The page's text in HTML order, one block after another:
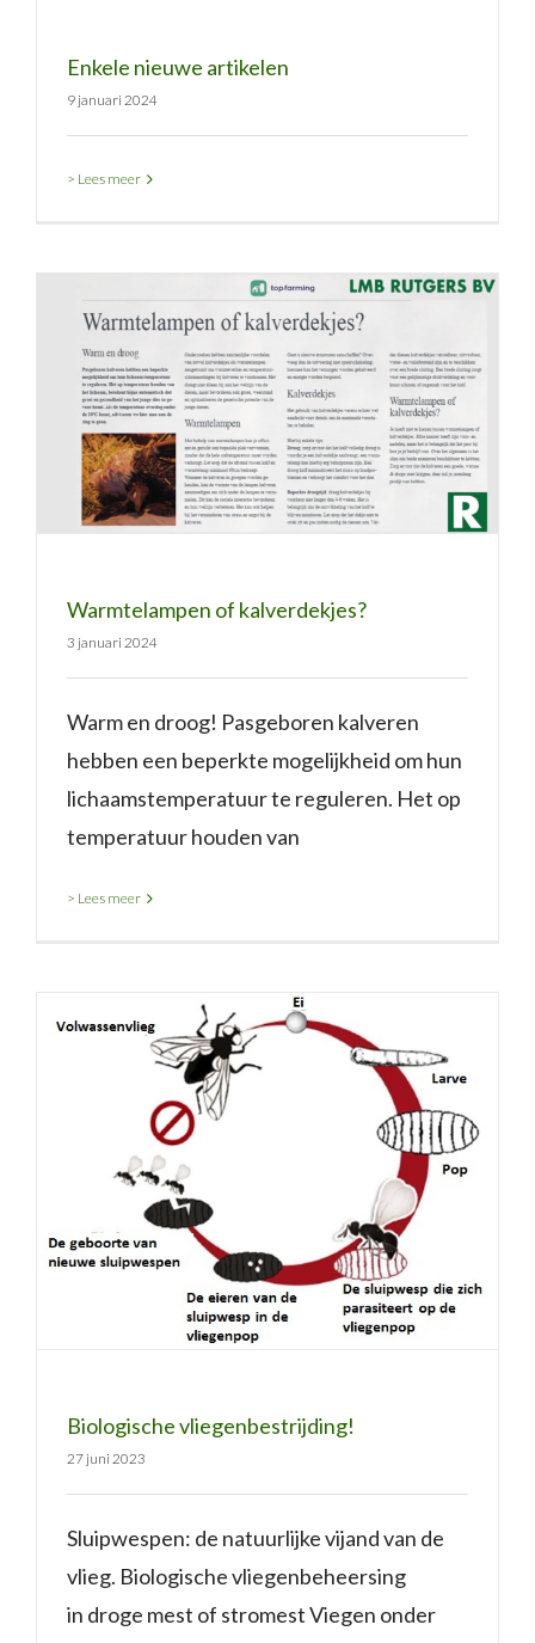
Enkele nieuwe artikelen
9 januari 2024
> Lees meer
Warmtelampen of kalverdekjes?
Warmtelampen of kalverdekjes?
3 januari 2024
Warm en droog! Pasgeboren kalveren
hebben een beperkte mogelijkheid om hun
lichaamstemperatuur te reguleren. Het op
temperatuur houden van
> Lees meer
Biologische vliegenbestrijding!
Biologische vliegenbestrijding!
27 juni 2023
Sluipwespen: de natuurlijke vijand van de
vlieg. Biologische vliegenbeheersing
in droge mest of stromest Viegen onder